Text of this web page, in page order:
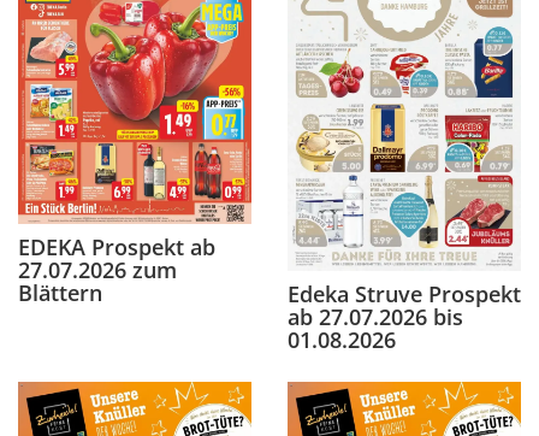
EDEKA Prospekt ab
27.07.2026 zum
Blättern Edeka Struve Prospekt
ab 27.07.2026 bis
01.08.2026